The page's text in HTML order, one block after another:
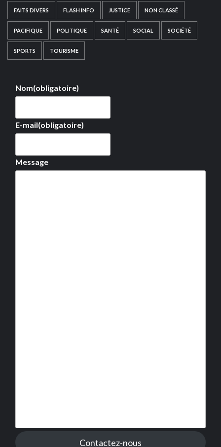
FAITS DIVERS FLASH INFO JUSTICE NON CLASSÉ
PACIFIQUE POLITIQUE SANTÉ SOCIAL SOCIÉTÉ
SPORTS TOURISME
Nom(obligatoire)
E-mail(obligatoire)
Message
Contactez-nous